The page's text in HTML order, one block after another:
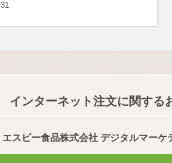
31
インターネット注文に関する
エスビー食品株式会社 デジタルマーケ